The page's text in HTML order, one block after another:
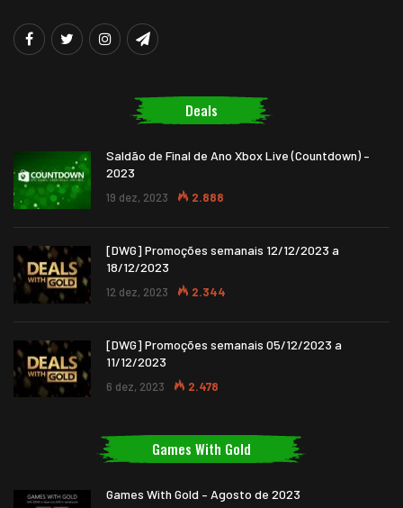
Deals
Saldão de Final de Ano Xbox Live (Countdown) –
2023
19 dez, 2023 2.888
[DWG] Promoções semanais 12/12/2023 a
18/12/2023
12 dez, 2023 2.344
[DWG] Promoções semanais 05/12/2023 a
11/12/2023
6 dez, 2023 2.478
Games With Gold
Games With Gold – Agosto de 2023